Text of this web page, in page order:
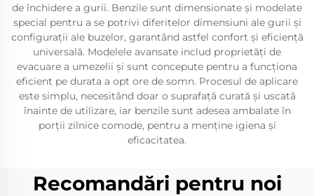
de închidere a gurii. Benzile sunt dimensionate și modelate
special pentru a se potrivi diferitelor dimensiuni ale gurii și
configurații ale buzelor, garantând astfel confort și eficiență
universală. Modelele avansate includ proprietăți de
evacuare a umezelii și sunt concepute pentru a funcționa
eficient pe durata a opt ore de somn. Procesul de aplicare
este simplu, necesitând doar o suprafață curată și uscată
înainte de utilizare, iar benzile sunt adesea ambalate în
porții zilnice comode, pentru a menține igiena și
eficacitatea.
Recomandări pentru noi